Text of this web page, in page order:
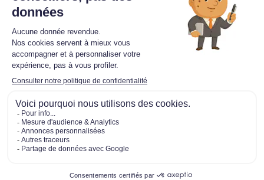
Enfin, si vous cherchez une solution complète et
personnalisée pour monter en compétences
rapidement et travailler dans l’immobilier sans
diplôme, pourquoi ne pas rejoindre le réseau
Optimhome ? Notre formation d’intégration
tous les aspects dumétier de conseiller
immobilier indépendant
vous proposons de nombreux modules
formations continues
spécialiser ou de répondre à un besoin